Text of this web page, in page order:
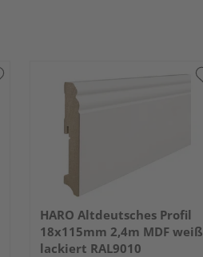
HARO Altdeutsches Profil
18x115mm 2,4m MDF weiß
lackiert RAL9010